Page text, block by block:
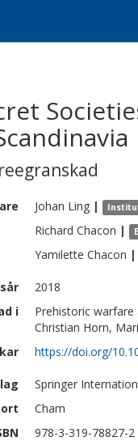
Johan Ling |
Richard Chacon |
Yamilette Chacon |
2018
i
Prehistoric warfare
Christian Horn,
https://doi.org/
Springer
Cham
978-3-319-78827-2